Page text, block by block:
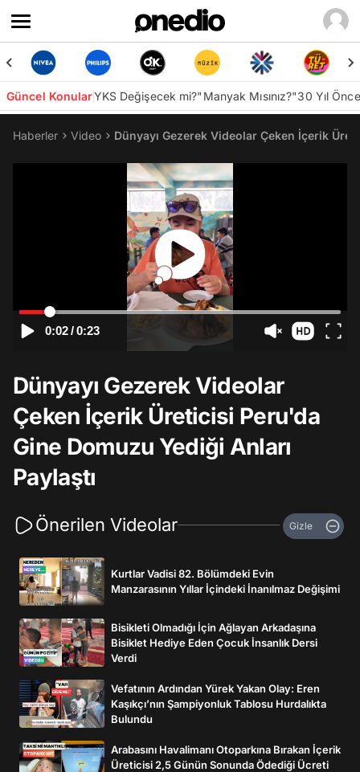
Güncel KonularYKS Değişecek mi?"Manyak Mısınız?"30 Yıl
Haberler Video Dünyayı Gezerek Videolar Çeken İçerik
0:02/0:23
Dünyayı Gezerek Videolar
Çeken İçerik Üreticisi Peru'da
Gine Domuzu Yediği Anları
Paylaştı
Önerilen Videolar Gizle
Kurtlar Vadisi 82. Bölümdeki Evin
Manzarasının Yıllar İçindeki İnanılmaz Değişimi
Bisikleti Olmadığı İçin Ağlayan Arkadaşına
Bisiklet Hediye Eden Çocuk İnsanlık Dersi
Verdi
Vefatının Ardından Yürek Yakan Olay: Eren
Kaşıkçı’nın Şampiyonluk Tablosu Hurdalıkta
Bulundu
Arabasını Havalimanı Otoparkına Bırakan İçerik
Üreticisi 2,5 Günün Sonunda Ödediği Ücreti